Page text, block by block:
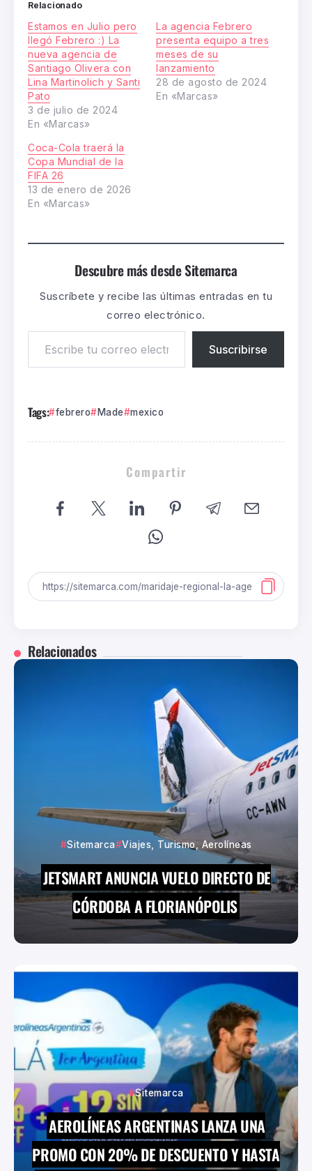
Relacionado
Estamos en Julio pero
llegó Febrero :) La
nueva agencia de
Santiago Olivera con
Lina Martinolich y Santi
Pato
3 de julio de 2024
En «Marcas»
La agencia Febrero
presenta equipo a tres
meses de su
lanzamiento
28 de agosto de 2024
En «Marcas»
Coca-Cola traerá la
Copa Mundial de la
FIFA 26
13 de enero de 2026
En «Marcas»
Descubre más desde Sitemarca
Suscríbete y recibe las últimas entradas en tu
correo electrónico.
Suscribirse
Tags: febrero Made mexico
Compartir
Relacionados
Sitemarca Viajes, Turismo, Aerolíneas
JETSMART ANUNCIA VUELO DIRECTO DE
CÓRDOBA A FLORIANÓPOLIS
Sitemarca
AEROLÍNEAS ARGENTINAS LANZA UNA
PROMO CON 20% DE DESCUENTO Y HASTA